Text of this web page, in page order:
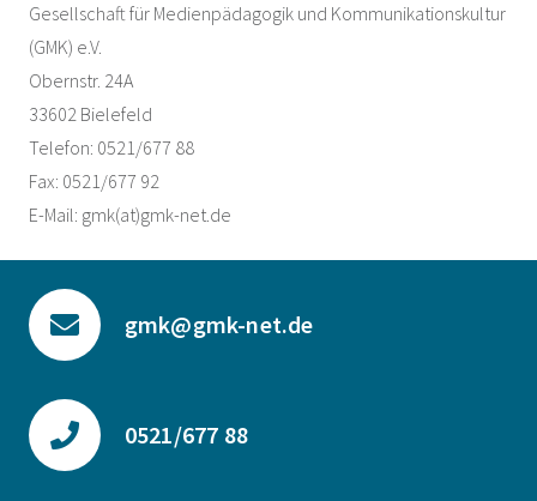
Gesellschaft für Medienpädagogik und Kommunikationskultur
(GMK) e.V.
Obernstr. 24A
33602 Bielefeld
Telefon: 0521/677 88
Fax: 0521/677 92
E-Mail: gmk(at)gmk-net.de
gmk@gmk-net.de
0521/677 88